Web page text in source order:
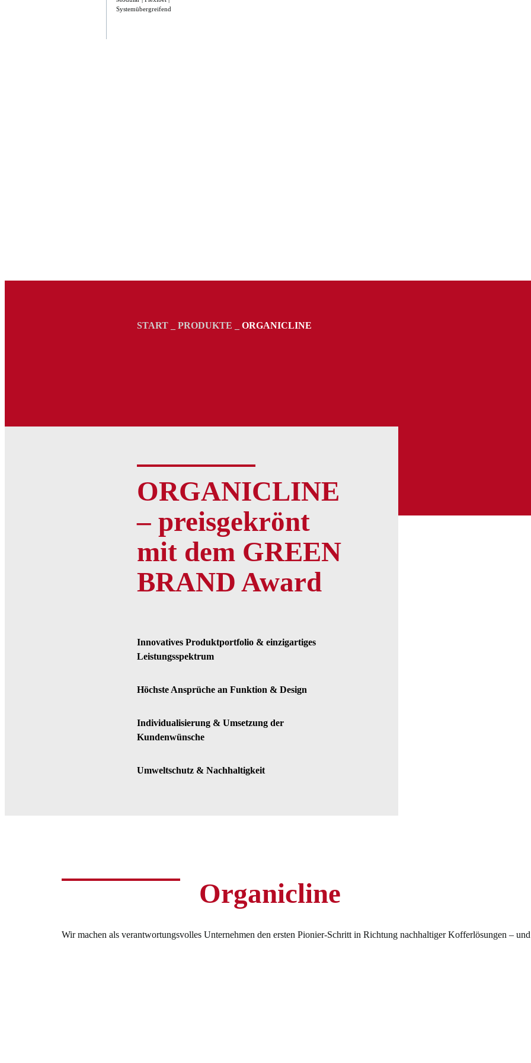
Systemübergreifend
START_ PRODUKTE ORGANICLINE
ORGANICLINE
– preisgekrönt
mit dem GREEN
BRAND Award
Innovatives Produktportfolio & einzigartiges
Leistungsspektrum
Höchste Ansprüche an Funktion & Design
Individualisierung & Umsetzung der
Kundenwünsche
Umweltschutz & Nachhaltigkeit
Organicline
Wir machen als verantwortungsvolles Unternehmen den ersten Pionier-Schritt in Richtung nachhaltiger Kofferlösungen –